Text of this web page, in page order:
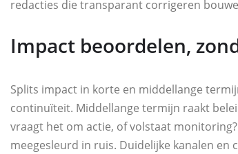
redacties die transparant corrigeren
Impact beoordelen,
Splits impact in korte en middellange
continuïteit. Middellange termijn raakt
vraagt het om actie, of volstaat
meegesleurd in ruis. Duidelijke kanalen en